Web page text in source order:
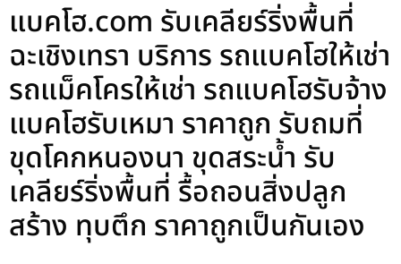
แบคโฮ.com รับเคลียร์ริ่งพื้นที่
ฉะเชิงเทรา บริการ รถแบคโฮให้เช่า
รถแม็คโครให้เช่า รถแบคโฮรับจ้าง
แบคโฮรับเหมา ราคาถูก รับถมที่
ขุดโคกหนองนา ขุดสระน้ำ รับ
เคลียร์ริ่งพื้นที่ รื้อถอนสิ่งปลูก
สร้าง ทุบตึก ราคาถูกเป็นกันเอง